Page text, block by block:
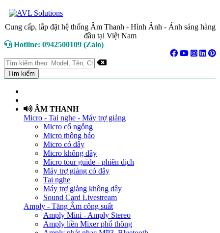
Cung cấp, lắp đặt hệ thống Âm Thanh - Hình Ảnh - Ánh sáng hàng
đầu tại Việt Nam
Hotline: 0942500109 (Zalo)
ÂM THANH
Micro - Tai nghe - Máy trợ giảng
Micro cổ ngỗng
Micro thông báo
Micro có dây
Micro không dây
Micro tour guide - phiên dịch
Máy trợ giảng có dây
Tai nghe
Máy trợ giảng không dây
Sound Card Livestream
Amply - Tăng Âm công suất
Amply Mini - Amply Stereo
Amply liền Mixer phổ thông